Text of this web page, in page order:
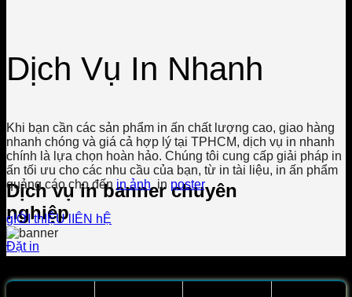
Dịch vụ in banner chuyên
nghiệp
Đặt in
Dịch Vụ In Nhanh
Khi bạn cần các sản phẩm in ấn chất lượng cao, giao hàng
nhanh chóng và giá cả hợp lý tại TPHCM, dịch vụ in nhanh
chính là lựa chọn hoàn hảo. Chúng tôi cung cấp giải pháp in
ấn tối ưu cho các nhu cầu của bạn, từ in tài liệu, in ấn phẩm
quảng cáo cho đến in ảnh, in poster.
gIỚI thIỆU lIÊN hỆ